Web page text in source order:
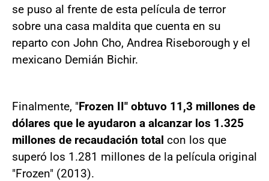
se puso al frente de esta película de terror
sobre una casa maldita que cuenta en su
reparto con John Cho, Andrea Riseborough y el
mexicano Demián Bichir.
Finalmente, "Frozen II" obtuvo 11,3 millones de
dólares que le ayudaron a alcanzar los 1.325
millones de recaudación total con los que
superó los 1.281 millones de la película original
"Frozen" (2013).